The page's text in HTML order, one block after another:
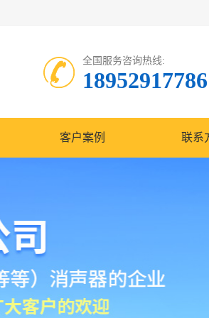
全国服务咨询热线:
18952917786
客户案例 联系